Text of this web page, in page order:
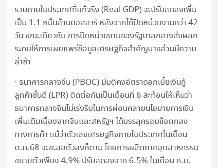
รวมภายในประเทศที่แท้จริง (Real GDP) จะปรับลดลงเพิ่ม
เป็น 1.1 หมื่นล้านดอลลาร์ หลังจากได้ปิดหน่วยงานกว่า 42
วัน ขณะเดียวกัน การปิดหน่วยงานของรัฐบาลกลางส่งผลก
ระทบให้การเผยแพร่ข้อมูลเศรษฐกิจสำคัญบางส่วนมีความ
ล่าช้า
· ธนาคารกลางจีน (PBOC) มีมติคงอัตราดอกเบี้ยเงินกู้
ลูกค้าชั้นดี (LPR) ติดต่อกันเป็นเดือนที่ 6 สะท้อนให้เห็นว่า
ธนาคารกลางจีนไม่เร่งรีบในการผ่อนคลายนโยบายการเงิน
เพิ่มเติมเนื่องจากจีนและสหรัฐฯ ได้บรรลุกรอบข้อตกลง
ทางการค้า แม้ว่าตัวเลขเศรษฐกิจภายในประเทศในเดือน
ต.ค.68 จะชะลอตัวลงก็ตาม โดยการผลิตภาคอุตสาหกรรม
ขยายตัวเพียง 4.9% ปรับลดลงจาก 6.5% ในเดือน ก.ย.